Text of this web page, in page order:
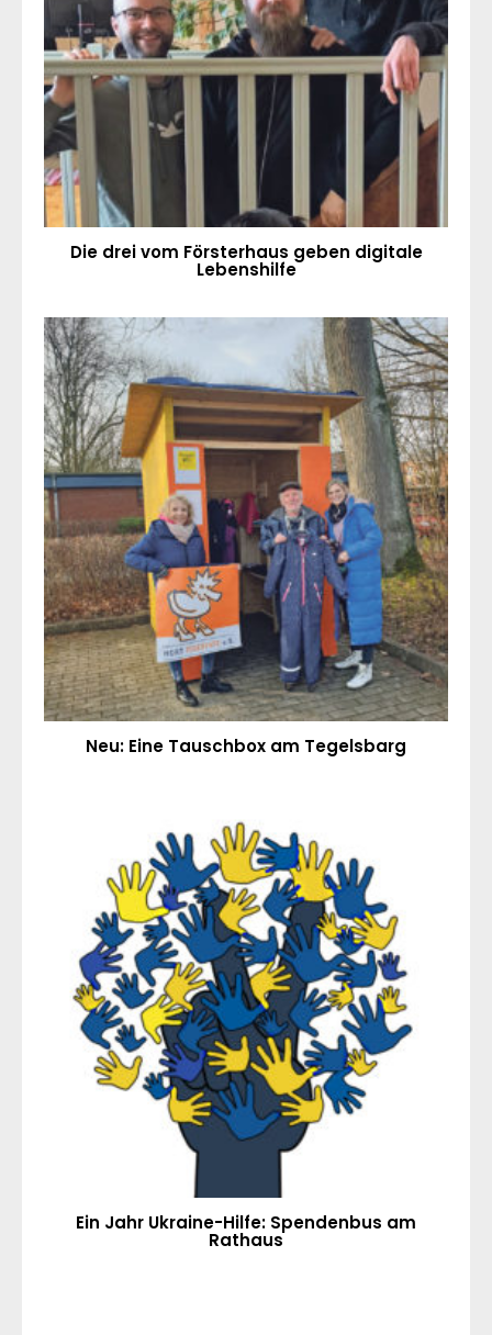
Die drei vom Försterhaus geben digitale
Lebenshilfe
Neu: Eine Tauschbox am Tegelsbarg
Ein Jahr Ukraine-Hilfe: Spendenbus am
Rathaus